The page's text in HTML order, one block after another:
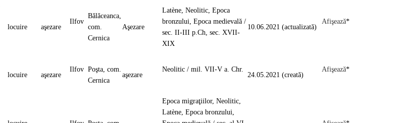
locuire aşezare
Ilfov
Bălăceanca,
com.
Cernica
Aşezare
Latène, Neolitic, Epoca
bronzului, Epoca medievală /
sec. II-III p.Ch, sec. XVII-
XIX
10.06.2021 (actualizată)
Afişează*
locuire aşezare
Ilfov Poşta, com.
Cernica
aşezare
Neolitic / mil. VII-V a. Chr.
24.05.2021 (creată)
Afişează*
Epoca migraţiilor, Neolitic,
Latène, Epoca bronzului,